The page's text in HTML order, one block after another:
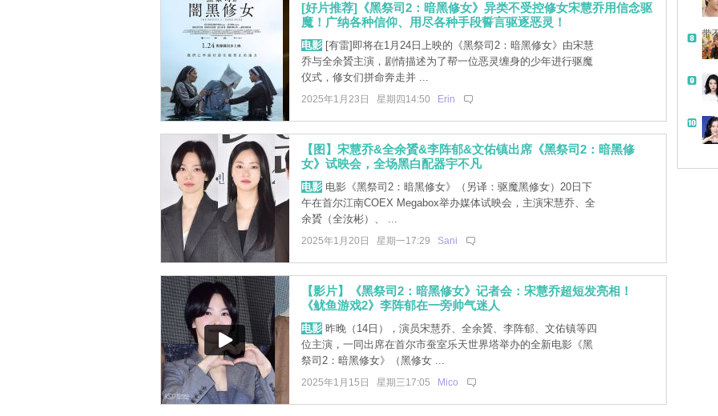
[好片推荐]《黑祭司2：暗黑修女》异类不受控修女宋慧乔用信念驱
魔！广纳各种信仰、用尽各种手段誓言驱逐恶灵！
电影[有雷]即将在1月24日上映的《黑祭司2：暗黑修女》由宋慧
乔与全余贇主演，剧情描述为了帮一位恶灵缠身的少年进行驱魔
仪式，修女们拼命奔走并 ...
2025年1月23日 星期四14:50 Erin
【图】宋慧乔&全余贇&李阵郁&文佑镇出席《黑祭司2：暗黑修
女》试映会，全场黑白配器宇不凡
电影电影《黑祭司2：暗黑修女》（另译：驱魔黑修女）20日下
午在首尔江南COEX Megabox举办媒体试映会，主演宋慧乔、全
余贇（全汝彬）、 ...
2025年1月20日 星期一17:29 Sani
【影片】《黑祭司2：暗黑修女》记者会：宋慧乔超短发亮相！
《鱿鱼游戏2》李阵郁在一旁帅气迷人
电影昨晚（14日），演员宋慧乔、全余贇、李阵郁、文佑镇等四
位主演，一同出席在首尔市蚕室乐天世界塔举办的全新电影《黑
祭司2：暗黑修女》（黑修女 ...
2025年1月15日 星期三17:05 Mico
带